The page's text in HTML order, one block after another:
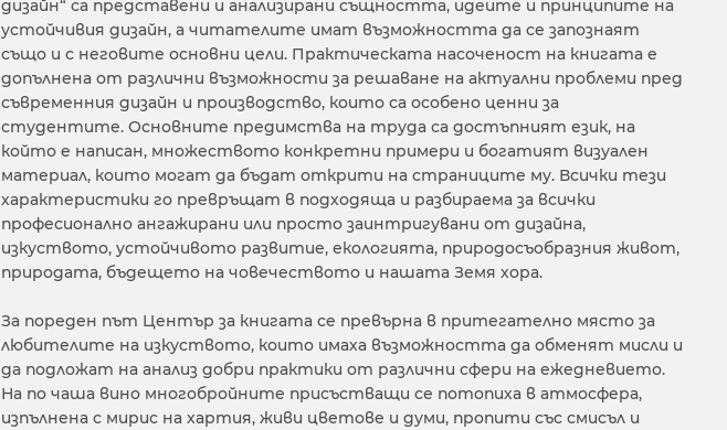
дизайн“ са представени и анализирани същността, идеите и принципите на
устойчивия дизайн, а читателите имат възможността да се запознаят
също и с неговите основни цели. Практическата насоченост на книгата е
допълнена от различни възможности за решаване на актуални проблеми пред
съвременния дизайн и производство, които са особено ценни за
студентите. Основните предимства на труда са достъпният език, на
който е написан, множеството конкретни примери и богатият визуален
материал, които могат да бъдат открити на страниците му. Всички тези
характеристики го превръщат в подходяща и разбираема за всички
професионално ангажирани или просто заинтригувани от дизайна,
изкуството, устойчивото развитие, екологията, природосъобразния живот,
природата, бъдещето на човечеството и нашата Земя хора.
За пореден път Център за книгата се превърна в притегателно място за
любителите на изкуството, които имаха възможността да обменят мисли и
да подложат на анализ добри практики от различни сфери на ежедневието.
На по чаша вино многобройните присъстващи се потопиха в атмосфера,
изпълнена с мирис на хартия, живи цветове и думи, пропити със смисъл и